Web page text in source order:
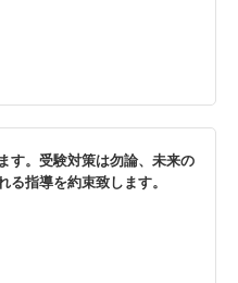
す。受験対策は勿論、未来の
る指導を約束致します。